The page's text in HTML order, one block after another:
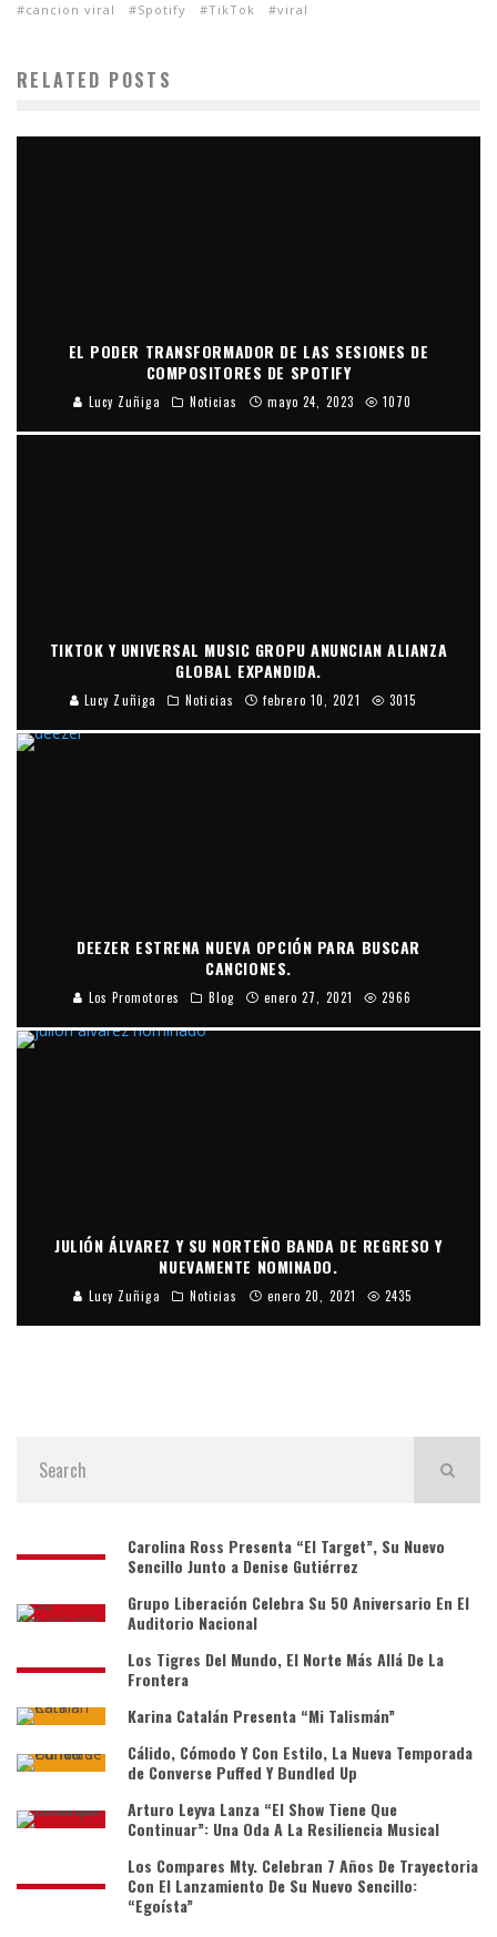
cancion viral Spotify TikTok viral
RELATED POSTS
EL PODER TRANSFORMADOR DE LAS SESIONES DE
COMPOSITORES DE SPOTIFY
Lucy Zuñiga Noticias mayo 24, 2023 1070
TIKTOK Y UNIVERSAL MUSIC GROPU ANUNCIAN ALIANZA
GLOBAL EXPANDIDA.
Lucy Zuñiga Noticias febrero 10, 2021 3015
DEEZER ESTRENA NUEVA OPCIÓN PARA BUSCAR
CANCIONES.
Los Promotores Blog enero 27, 2021 2966
JULIÓN ÁLVAREZ Y SU NORTEÑO BANDA DE REGRESO Y
NUEVAMENTE NOMINADO.
Lucy Zuñiga Noticias enero 20, 2021 2435
Carolina Ross Presenta “El Target”, Su Nuevo
Sencillo Junto a Denise Gutiérrez
Grupo Liberación Celebra Su 50 Aniversario En El
Auditorio Nacional
Los Tigres Del Mundo, El Norte Más Allá De La
Frontera
Karina Catalán Presenta “Mi Talismán”
Cálido, Cómodo Y Con Estilo, La Nueva Temporada
de Converse Puffed Y Bundled Up
Arturo Leyva Lanza “El Show Tiene Que
Continuar”: Una Oda A La Resiliencia Musical
Los Compares Mty. Celebran 7 Años De Trayectoria
Con El Lanzamiento De Su Nuevo Sencillo:
“Egoísta”